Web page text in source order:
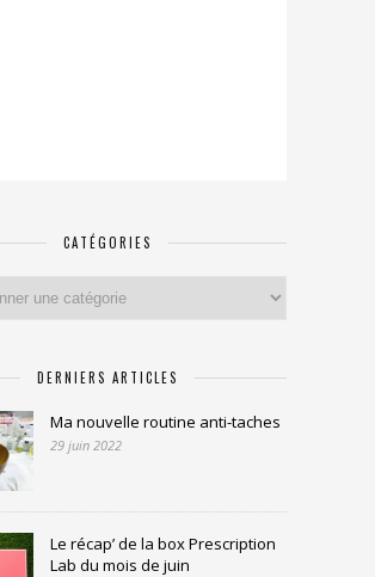
CATÉGORIES
DERNIERS ARTICLES
Ma nouvelle routine anti-taches
29 juin 2022
Le récap’ de la box Prescription
Lab du mois de juin